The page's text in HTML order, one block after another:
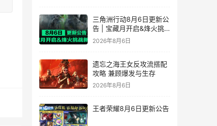
三角洲行动8月6日更新公
告 | 宝藏月开启&烽火挑
战新赛段！
2026年8月6日
遗忘之海王女反攻流搭配
攻略 兼顾爆发与生存
2026年8月6日
王者荣耀8月6日更新公告